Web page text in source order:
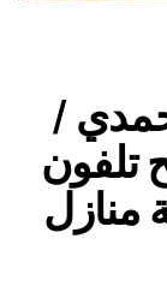
/
تلفون
منازل